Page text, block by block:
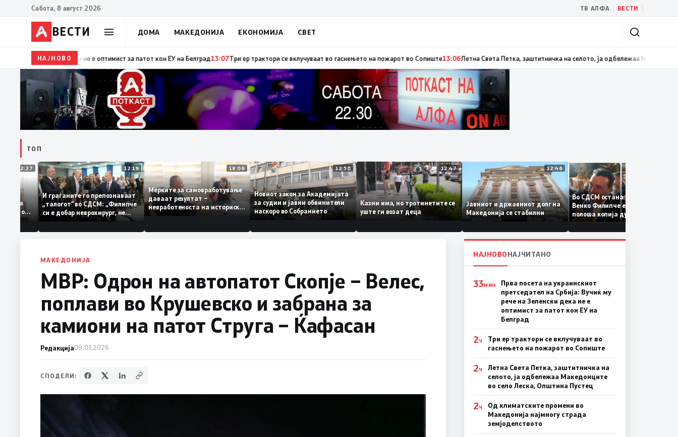
Сабота, 8 август 2026 ТВ АЛФА ВЕСТИ
ВЕСТИ ДОМА МАКЕДОНИЈА ЕКОНОМИЈА СВЕТ
НАЈНОВО 15:29Прва посета на украинскиот претседател на Србија: Вучиќ му рече на Зеленски дека не е оптимист за патот кон ЕУ на Белград13:07Три ер трактори се вклучуваат во гаснењето на пожарот
ТОП
12:27
За
треба
12:19
И граѓаните го препознаваат
„талогот“ во СДСМ: „Филипче
си е добар неврохирург, не
треба се занимава со
18:06
Мерките за самовработување
даваат резултат –
невработеноста на историски
најниско ниво од 11,3%
12:50
Новиот закон за Академијата
за судии и јавни обвинители
наскоро во Собранието
12:47
Казни има, но тротинетите се
уште ги возат деца
12:46
Јавниот и државниот долг на
Македонија се стабилни
Во СДСМ остана само
Венко Филипче е само бледа и
полоша копија дури и од
Заев
МАКЕДОНИЈА
МВР: Одрон на автопатот Скопје – Велес,
поплави во Крушевско и забрана за
камиони на патот Струга – Ќафасан
Редакција09.01.2026
СПОДЕЛИ:
НАЈНОВОНАЈЧИТАНО
33МИН
Прва посета на украинскиот
претседател на Србија: Вучиќ му
рече на Зеленски дека не е
оптимист за патот кон ЕУ на
Белград
2Ч
Три ер трактори се вклучуваат во
гаснењето на пожарот во Сопиште
2Ч
Летна Света Петка, заштитничка на
селото, ја одбележаа Македонците
во село Леска, Општина Пустец
2Ч
Од климатските промени во
Македонија најмногу страда
земјоделството